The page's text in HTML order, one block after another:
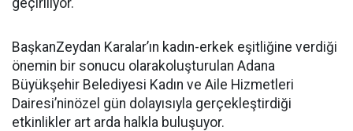
geçiriliyor.
BaşkanZeydan Karalar’ın kadın-erkek eşitliğine verdiği
önemin bir sonucu olarakoluşturulan Adana
Büyükşehir Belediyesi Kadın ve Aile Hizmetleri
Dairesi’ninözel gün dolayısıyla gerçekleştirdiği
etkinlikler art arda halkla buluşuyor.